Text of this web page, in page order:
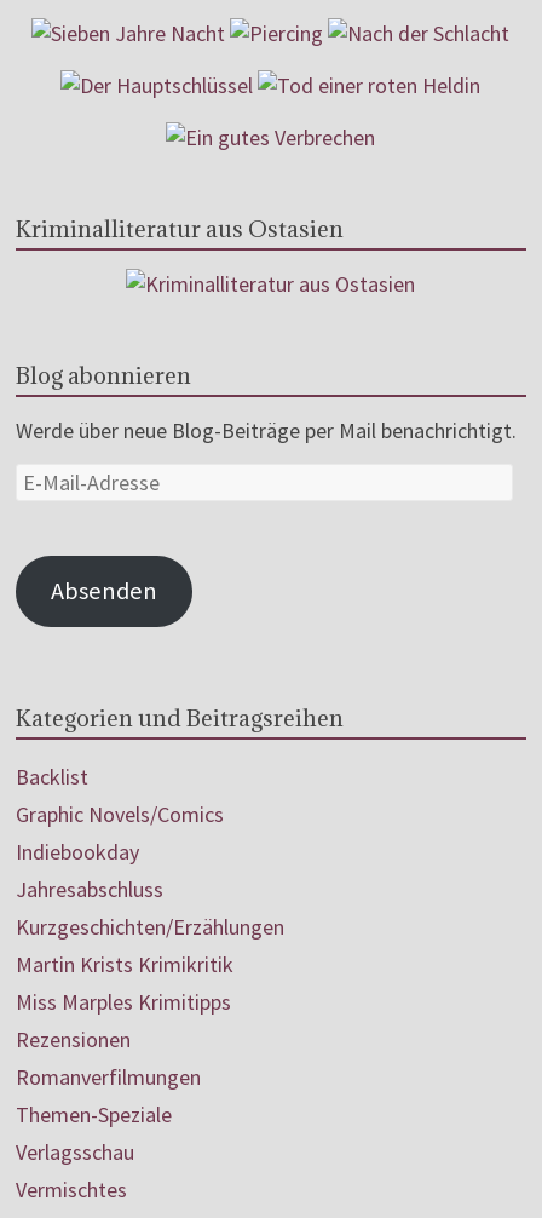
Kriminalliteratur aus Ostasien
Blog abonnieren
Werde über neue Blog-Beiträge per Mail benachrichtigt.
Absenden
Kategorien und Beitragsreihen
Backlist
Graphic Novels/Comics
Indiebookday
Jahresabschluss
Kurzgeschichten/Erzählungen
Martin Krists Krimikritik
Miss Marples Krimitipps
Rezensionen
Romanverfilmungen
Themen-Speziale
Verlagsschau
Vermischtes